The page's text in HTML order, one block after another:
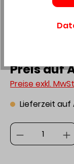
Preis auf
Preise exkl.
Lieferzeit auf